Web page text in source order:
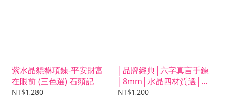
紫水晶貔貅項鍊-平安財富
在眼前 (三色選) 石頭記
NT$1,280
│品牌經典│六字真言手鍊
│8mm│水晶四材質選│石
頭記│
NT$1,200